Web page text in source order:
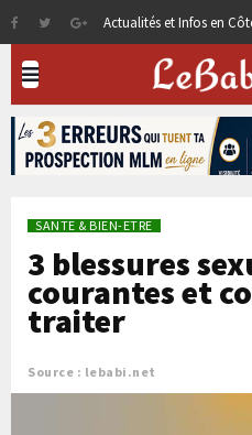
Actualités et Infos en
SANTE & BIEN-ETRE
3 blessures
courantes et
traiter
Source : lebabi.net